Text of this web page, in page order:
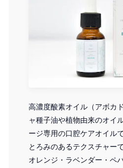
高濃度酸素オイル（アボカ
ャ種子油や植物由来のオイ
ージ専用の口腔ケアオイルで
とろみのあるテクスチャー
オレンジ・ラベンダー・ペ